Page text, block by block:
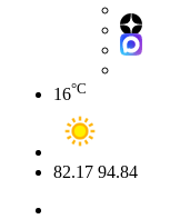
16°C
82.17 94.84